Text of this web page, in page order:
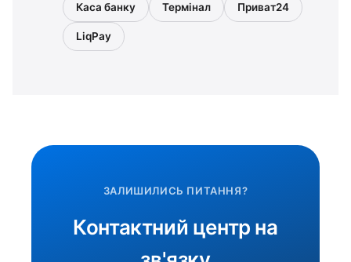
Каса банку Термінал Приват24
LiqPay
ЗАЛИШИЛИСЬ ПИТАННЯ?
Контактний центр на